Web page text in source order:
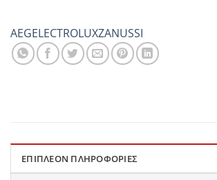
AEGELECTROLUXZANUSSI
ΕΠΙΠΛΈΟΝ ΠΛΗΡΟΦΟΡΊΕΣ